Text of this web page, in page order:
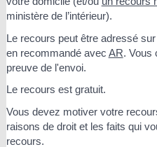
ministère de l’intérieur).
Le recours peut être adressé
en recommandé avec AR. Vous
preuve de l'envoi.
Le recours est gratuit.
Vous devez motiver votre
raisons de droit et les faits qui
recours.